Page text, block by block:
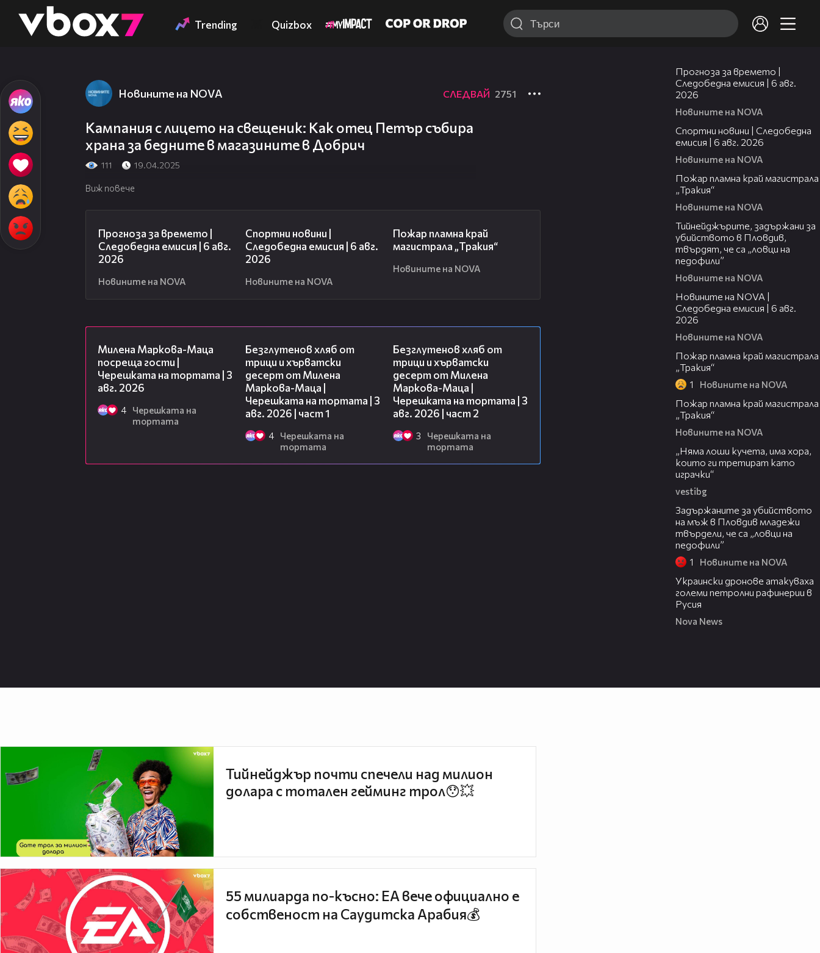
👾 Trending Quizbox
Новините на NOVA СЛЕДВАЙ 2751
Кампания с лицето на свещеник: Как отец Петър събира
храна за бедните в магазините в Добрич
111 19.04.2025
Виж повече
Прогноза за времето |
Следобедна емисия | 6 авг.
2026
Новините на NOVA
Спортни новини |
Следобедна емисия | 6 авг.
2026
Новините на NOVA
Пожар пламна край
магистрала „Тракия“
Новините на NOVA
Милена Маркова-Маца
посреща гости |
Черешката на тортата | 3
авг. 2026
4
Черешката на
тортата
Безглутенов хляб от
трици и хърватски
десерт от Милена
Маркова-Маца |
Черешката на тортата | 3
авг. 2026 | част 1
4
Черешката на
тортата
Безглутенов хляб от
трици и хърватски
десерт от Милена
Маркова-Маца |
Черешката на тортата | 3
авг. 2026 | част 2
3
Черешката на
тортата
Прогноза за времето |
Следобедна емисия | 6 авг.
2026
Новините на NOVA
Спортни новини | Следобедна
емисия | 6 авг. 2026
Новините на NOVA
Пожар пламна край магистрала
„Тракия“
Новините на NOVA
Тийнейджърите, задържани за
убийството в Пловдив,
твърдят, че са „ловци на
педофили”
Новините на NOVA
Новините на NOVA |
Следобедна емисия | 6 авг.
2026
Новините на NOVA
Пожар пламна край магистрала
„Тракия“
1 Новините на NOVA
Пожар пламна край магистрала
„Тракия“
Новините на NOVA
„Няма лоши кучета, има хора,
които ги третират като
играчки“
vestibg
Задържаните за убийството
на мъж в Пловдив младежи
твърдели, че са „ловци на
педофили”
1 Новините на NOVA
Украински дронове атакуваха
големи петролни рафинерии в
Русия
Nova News
Тийнейджър почти спечели над милион
долара с тотален гейминг трол😯💥
55 милиарда по-късно: EA вече официално е
собственост на Саудитска Арабия💰